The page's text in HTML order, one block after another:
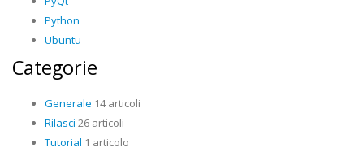
Python
Ubuntu
Categorie
Generale 14 articoli
Rilasci 26 articoli
Tutorial 1 articolo